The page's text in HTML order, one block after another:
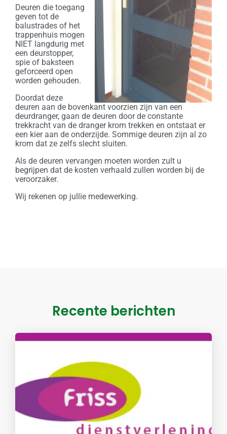
Deuren die toegang
geven tot de
balustrades of het
trappenhuis mogen
NIET langdurig met
een deurstopper,
spie of baksteen
geforceerd open
worden gehouden.
Doordat deze
deuren aan de bovenkant voorzien zijn van een
deurdranger, gaan de deuren door de constante
trekkracht van de dranger krom trekken en ontstaat er
een kier aan de onderzijde. Sommige deuren zijn al zo
krom dat ze zelfs slecht sluiten.
Als de deuren vervangen moeten worden zult u
begrijpen dat de kosten verhaald zullen worden bij de
veroorzaker.
Wij rekenen op jullie medewerking.
Recente berichten